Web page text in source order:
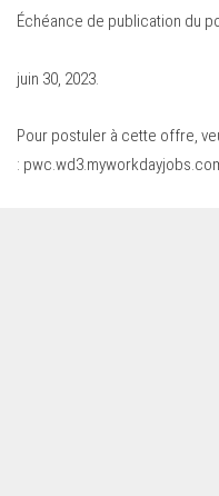
Échéance de publication du
juin 30, 2023.
Pour postuler à cette offre,
: